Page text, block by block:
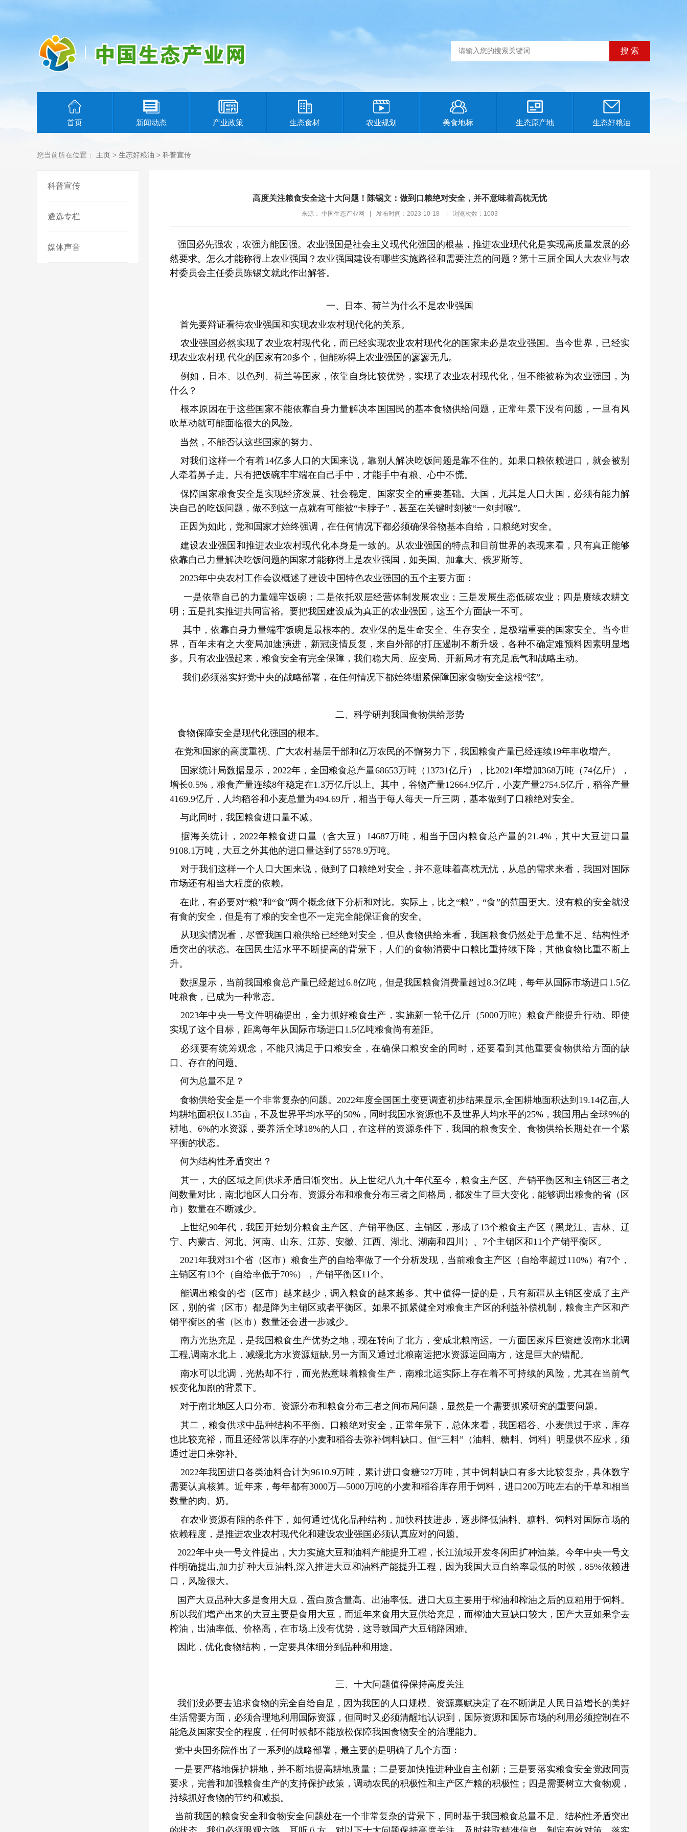
首页 新闻动态 产业政策 生态食材 农业规划 美食地标 生态原产地 生态好粮油
您当前所在位置： 主页 > 生态好粮油 > 科普宣传
科普宣传
遴选专栏
媒体声音
高度关注粮食安全这十大问题！陈锡文：做到口粮绝对安全，并不意味着高枕无忧
来源： 中国生态产业网 发布时间：2023-10-18 浏览次数： 1003
强国必先强农，农强方能国强。农业强国是社会主义现代化强国的根基，推进农业现代化是实现高质量发展的必
然要求。怎么才能称得上农业强国？农业强国建设有哪些实施路径和需要注意的问题？第十三届全国人大农业与农
村委员会主任委员陈锡文就此作出解答。
一、日本、荷兰为什么不是农业强国
首先要辩证看待农业强国和实现农业农村现代化的关系。
农业强国必然实现了农业农村现代化，而已经实现农业农村现代化的国家未必是农业强国。当今世界，已经实
现农业农村现 代化的国家有20多个，但能称得上农业强国的寥寥无几。
例如，日本、以色列、荷兰等国家，依靠自身比较优势，实现了农业农村现代化，但不能被称为农业强国，为
什么？
根本原因在于这些国家不能依靠自身力量解决本国国民的基本食物供给问题，正常年景下没有问题，一旦有风
吹草动就可能面临很大的风险。
当然，不能否认这些国家的努力。
对我们这样一个有着14亿多人口的大国来说，靠别人解决吃饭问题是靠不住的。如果口粮依赖进口，就会被别
人牵着鼻子走。只有把饭碗牢牢端在自己手中，才能手中有粮、心中不慌。
保障国家粮食安全是实现经济发展、社会稳定、国家安全的重要基础。大国，尤其是人口大国，必须有能力解
决自己的吃饭问题，做不到这一点就有可能被“卡脖子”，甚至在关键时刻被“一剑封喉”。
正因为如此，党和国家才始终强调，在任何情况下都必须确保谷物基本自给，口粮绝对安全。
建设农业强国和推进农业农村现代化本身是一致的。从农业强国的特点和目前世界的表现来看，只有真正能够
依靠自己力量解决吃饭问题的国家才能称得上是农业强国，如美国、加拿大、俄罗斯等。
2023年中央农村工作会议概述了建设中国特色农业强国的五个主要方面：
一是依靠自己的力量端牢饭碗；二是依托双层经营体制发展农业；三是发展生态低碳农业；四是赓续农耕文
明；五是扎实推进共同富裕。要把我国建设成为真正的农业强国，这五个方面缺一不可。
其中，依靠自身力量端牢饭碗是最根本的。农业保的是生命安全、生存安全，是极端重要的国家安全。当今世
界，百年未有之大变局加速演进，新冠疫情反复，来自外部的打压遏制不断升级，各种不确定难预料因素明显增
多。只有农业强起来，粮食安全有完全保障，我们稳大局、应变局、开新局才有充足底气和战略主动。
我们必须落实好党中央的战略部署，在任何情况下都始终绷紧保障国家食物安全这根“弦”。
二、科学研判我国食物供给形势
食物保障安全是现代化强国的根本。
在党和国家的高度重视、广大农村基层干部和亿万农民的不懈努力下，我国粮食产量已经连续19年丰收增产。
国家统计局数据显示，2022年，全国粮食总产量68653万吨（13731亿斤），比2021年增加368万吨（74亿斤），
增长0.5%，粮食产量连续8年稳定在1.3万亿斤以上。其中，谷物产量12664.9亿斤，小麦产量2754.5亿斤，稻谷产量
4169.9亿斤，人均稻谷和小麦总量为494.69斤，相当于每人每天一斤三两，基本做到了口粮绝对安全。
与此同时，我国粮食进口量不减。
据海关统计，2022年粮食进口量（含大豆）14687万吨，相当于国内粮食总产量的21.4%，其中大豆进口量
9108.1万吨，大豆之外其他的进口量达到了5578.9万吨。
对于我们这样一个人口大国来说，做到了口粮绝对安全，并不意味着高枕无忧，从总的需求来看，我国对国际
市场还有相当大程度的依赖。
在此，有必要对“粮”和“食”两个概念做下分析和对比。实际上，比之“粮”，“食”的范围更大。没有粮的安全就没
有食的安全，但是有了粮的安全也不一定完全能保证食的安全。
从现实情况看，尽管我国口粮供给已经绝对安全，但从食物供给来看，我国粮食仍然处于总量不足、结构性矛
盾突出的状态。在国民生活水平不断提高的背景下，人们的食物消费中口粮比重持续下降，其他食物比重不断上
升。
数据显示，当前我国粮食总产量已经超过6.8亿吨，但是我国粮食消费量超过8.3亿吨，每年从国际市场进口1.5亿
吨粮食，已成为一种常态。
2023年中央一号文件明确提出，全力抓好粮食生产，实施新一轮千亿斤（5000万吨）粮食产能提升行动。即使
实现了这个目标，距离每年从国际市场进口1.5亿吨粮食尚有差距。
必须要有统筹观念，不能只满足于口粮安全，在确保口粮安全的同时，还要看到其他重要食物供给方面的缺
口、存在的问题。
何为总量不足？
食物供给安全是一个非常复杂的问题。2022年度全国国土变更调查初步结果显示,全国耕地面积达到19.14亿亩,人
均耕地面积仅1.35亩，不及世界平均水平的50%，同时我国水资源也不及世界人均水平的25%，我国用占全球9%的
耕地、6%的水资源，要养活全球18%的人口，在这样的资源条件下，我国的粮食安全、食物供给长期处在一个紧
平衡的状态。
何为结构性矛盾突出？
其一，大的区域之间供求矛盾日渐突出。从上世纪八九十年代至今，粮食主产区、产销平衡区和主销区三者之
间数量对比，南北地区人口分布、资源分布和粮食分布三者之间格局，都发生了巨大变化，能够调出粮食的省（区
市）数量在不断减少。
上世纪90年代，我国开始划分粮食主产区、产销平衡区、主销区，形成了13个粮食主产区（黑龙江、吉林、辽
宁、内蒙古、河北、河南、山东、江苏、安徽、江西、湖北、湖南和四川）、7个主销区和11个产销平衡区。
2021年我对31个省（区市）粮食生产的自给率做了一个分析发现，当前粮食主产区（自给率超过110%）有7个，
主销区有13个（自给率低于70%），产销平衡区11个。
能调出粮食的省（区市）越来越少，调入粮食的越来越多。其中值得一提的是，只有新疆从主销区变成了主产
区，别的省（区市）都是降为主销区或者平衡区。如果不抓紧健全对粮食主产区的利益补偿机制，粮食主产区和产
销平衡区的省（区市）数量还会进一步减少。
南方光热充足，是我国粮食生产优势之地，现在转向了北方，变成北粮南运。一方面国家斥巨资建设南水北调
工程,调南水北上，减缓北方水资源短缺,另一方面又通过北粮南运把水资源运回南方，这是巨大的错配。
南水可以北调，光热却不行，而光热意味着粮食生产，南粮北运实际上存在着不可持续的风险，尤其在当前气
候变化加剧的背景下。
对于南北地区人口分布、资源分布和粮食分布三者之间布局问题，显然是一个需要抓紧研究的重要问题。
其二，粮食供求中品种结构不平衡。口粮绝对安全，正常年景下，总体来看，我国稻谷、小麦供过于求，库存
也比较充裕，而且还经常以库存的小麦和稻谷去弥补饲料缺口。但“三料”（油料、糖料、饲料）明显供不应求，须
通过进口来弥补。
2022年我国进口各类油料合计为9610.9万吨，累计进口食糖527万吨，其中饲料缺口有多大比较复杂，具体数字
需要认真核算。近年来，每年都有3000万—5000万吨的小麦和稻谷库存用于饲料，进口200万吨左右的干草和相当
数量的肉、奶。
在农业资源有限的条件下，如何通过优化品种结构，加快科技进步，逐步降低油料、糖料、饲料对国际市场的
依赖程度，是推进农业农村现代化和建设农业强国必须认真应对的问题。
2022年中央一号文件提出，大力实施大豆和油料产能提升工程，长江流域开发冬闲田扩种油菜。今年中央一号文
件明确提出,加力扩种大豆油料,深入推进大豆和油料产能提升工程，因为我国大豆自给率最低的时候，85%依赖进
口，风险很大。
国产大豆品种大多是食用大豆，蛋白质含量高、出油率低。进口大豆主要用于榨油和榨油之后的豆粕用于饲料。
所以我们增产出来的大豆主要是食用大豆，而近年来食用大豆供给充足，而榨油大豆缺口较大，国产大豆如果拿去
榨油，出油率低、价格高，在市场上没有优势，这导致国产大豆销路困难。
因此，优化食物结构，一定要具体细分到品种和用途。
三、十大问题值得保持高度关注
我们没必要去追求食物的完全自给自足，因为我国的人口规模、资源禀赋决定了在不断满足人民日益增长的美好
生活需要方面，必须合理地利用国际资源，但同时又必须清醒地认识到，国际资源和国际市场的利用必须控制在不
能危及国家安全的程度，任何时候都不能放松保障我国食物安全的治理能力。
党中央国务院作出了一系列的战略部署，最主要的是明确了几个方面：
一是要严格地保护耕地，并不断地提高耕地质量；二是要加快推进种业自主创新；三是要落实粮食安全党政同责
要求，完善和加强粮食生产的支持保护政策，调动农民的积极性和主产区产粮的积极性；四是需要树立大食物观，
持续抓好食物的节约和减损。
当前我国的粮食安全和食物安全问题处在一个非常复杂的背景下，同时基于我国粮食总量不足、结构性矛盾突出